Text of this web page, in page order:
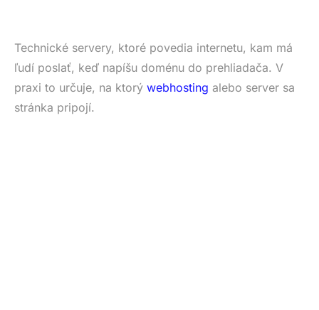
Technické servery, ktoré povedia internetu, kam má
ľudí poslať, keď napíšu doménu do prehliadača. V
praxi to určuje, na ktorý webhosting alebo server sa
stránka pripojí.